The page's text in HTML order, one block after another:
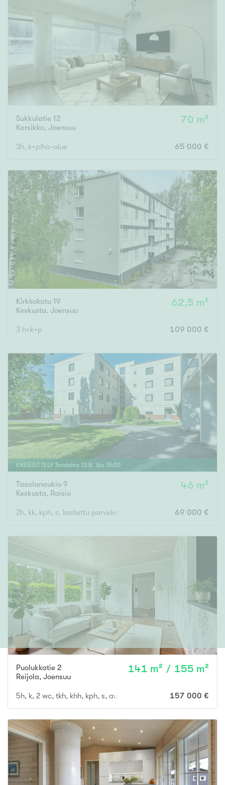
Sukkulatie 12
Karsikko, Joensuu
70 m²
3h, k+piha-alue 65 000 €
Kirkkokatu 19
Keskusta, Joensuu
62,5 m²
3 h+k+p 109 000 €
ENSIESITTELY Torstaina 13.8. klo 15:00
Tasalanaukio 9
Keskusta, Raisio
46 m²
2h, kk, kph, s, lasitettu parveke 69 000 €
Puolukkatie 2
Reijola, Joensuu
141 m² / 155 m²
5h, k, 2 wc, tkh, khh, kph, s, autokatos kahdelle autolle
157 000 €